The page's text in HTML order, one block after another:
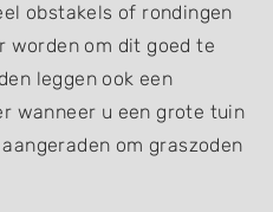
obstakels of rondingen
worden om dit goed te
leggen ook een
wanneer u een grote tuin
om graszoden